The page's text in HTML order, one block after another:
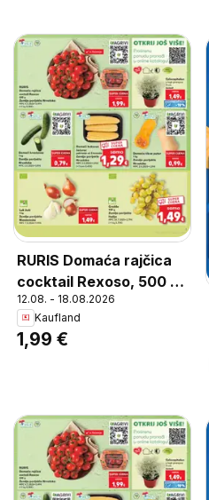
RURIS Domaća rajčica
cocktail Rexoso, 500 g,
Zemlja porijekla
Hrvatska, MPC
4.3.2026=2,49€, (=1 kg
12.08. - 18.08.2026
Kaufland
1,99 €